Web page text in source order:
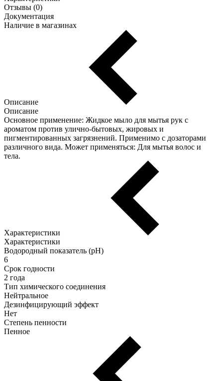
Отзывы (0)
Документация
Наличие в магазинах
Описание
Описание
Основное применение: Жидкое мыло для мытья рук с
ароматом против улично-бытовых, жировых и
пигментированных загрязнений. Применимо с дозаторами
различного вида. Может применяться: Для мытья волос и
тела.
Характеристики
Характеристики
Водородный показатель (pH)
6
Срок годности
2 года
Тип химического соединения
Нейтральное
Дезинфицирующий эффект
Нет
Степень пенности
Пенное